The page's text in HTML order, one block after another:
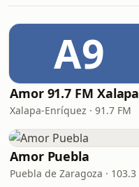
A9
Amor 91.7 FM Xalapa
Xalapa-Enríquez · 91.7 FM
Amor Puebla